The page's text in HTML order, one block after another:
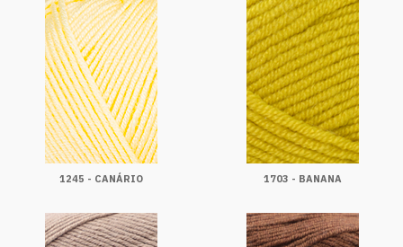
1245 - CANÁRIO 1703 - BANANA